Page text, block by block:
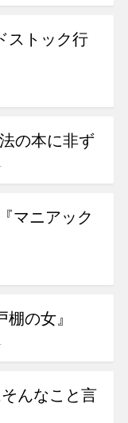
ストック行
の本に非ず
マニアック
の女』
んなこと言